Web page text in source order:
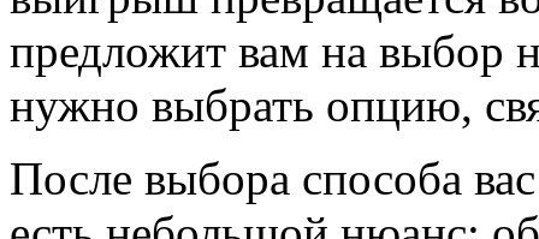
предложит вам на выбор
нужно выбрать опцию,
После выбора способа